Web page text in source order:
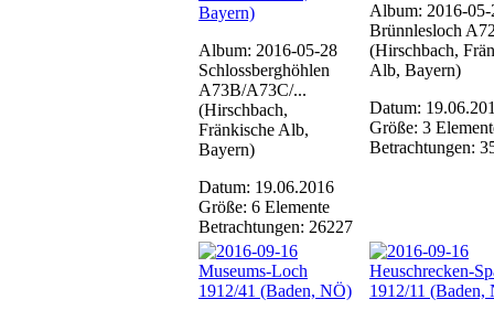
Album: 2016-05-28
Schlossberghöhlen
A73B/A73C/...
(Hirschbach,
Fränkische Alb,
Bayern)
Datum: 19.06.2016
Größe: 6 Elemente
Betrachtungen: 26227
Album: 2016-05-
Brünnlesloch
(Hirschbach,
Alb, Bayern)
Datum:
Größe: 3
Betrachtungen: